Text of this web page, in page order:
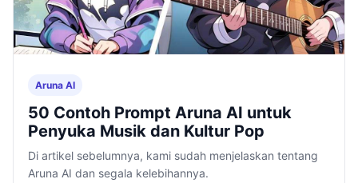
Aruna AI
50 Contoh Prompt Aruna AI untuk
Penyuka Musik dan Kultur Pop
Di artikel sebelumnya, kami sudah menjelaskan tentang
Aruna AI dan segala kelebihannya.